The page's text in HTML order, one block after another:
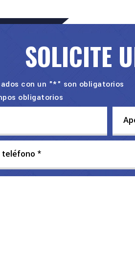
SOLICITE
con un "*" son obligatorios
obligatorios